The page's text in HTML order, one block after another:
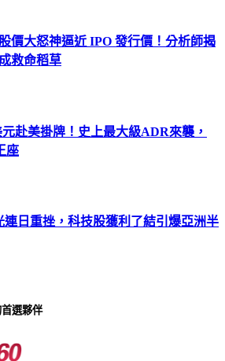
價大怒神逼近 IPO 發行價！分析師揭
救命稻草
赴美掛牌！史上最大級ADR來襲，
座
連日重挫，科技股獲利了結引爆亞洲半
選夥伴